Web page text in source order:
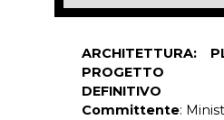
ARCHITETTURA:
PROGETTO
DEFINITIVO
Committente: